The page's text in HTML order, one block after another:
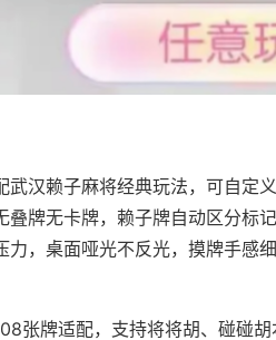
武汉赖子麻将经典玩法，可自定
牌无卡牌，赖子牌自动区分标
，桌面哑光不反光，摸牌手感
张牌适配，支持将将胡、碰碰